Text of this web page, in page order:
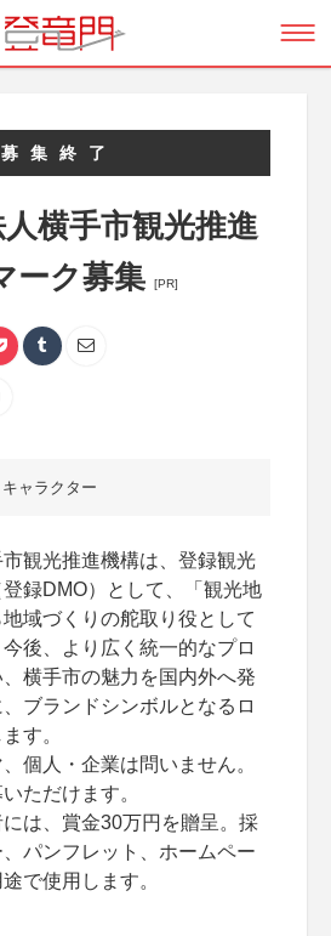
募集終了
横手市観光推進
ーク募集
[PR]
ャラクター
観光推進機構は、登録観光
録DMO）として、「観光地
域づくりの舵取り役として
後、より広く統一的なプロ
横手市の魅力を国内外へ発
ブランドシンボルとなるロ
す。
個人・企業は問いません。
ただけます。
は、賞金30万円を贈呈。採
パンフレット、ホームペー
で使用します。